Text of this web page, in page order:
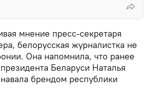
мнение пресс-секретаря
белорусская журналистка не
Она напомнила, что ранее
Беларуси Наталья
брендом республики